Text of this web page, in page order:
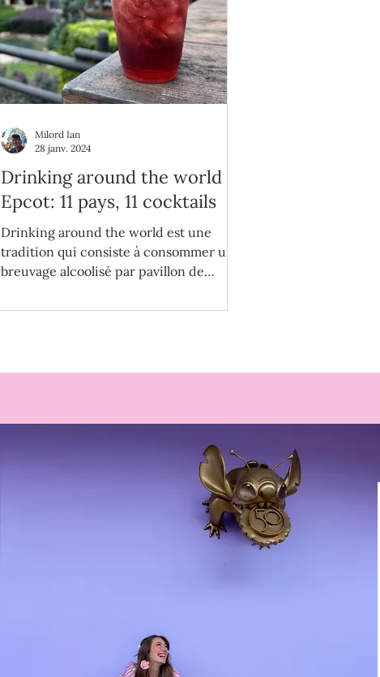
Drinking around the world à
Epcot: 11 pays, 11 cocktails
Drinking around the world est une
tradition qui consiste à consommer un
breuvage alcoolisé par pavillon de
Milord Ian
28 janv. 2024